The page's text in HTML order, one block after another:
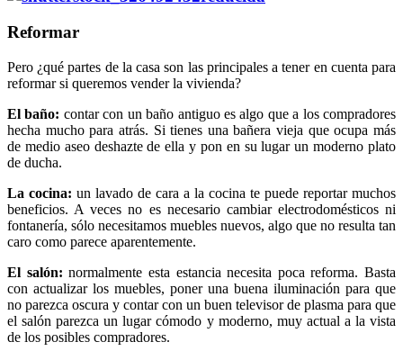
Reformar
Pero ¿qué partes de la casa son las principales a tener en cuenta para
reformar si queremos vender la vivienda?
El baño: contar con un baño antiguo es algo que a los compradores
hecha mucho para atrás. Si tienes una bañera vieja que ocupa más
de medio aseo deshazte de ella y pon en su lugar un moderno plato
de ducha.
La cocina: un lavado de cara a la cocina te puede reportar muchos
beneficios. A veces no es necesario cambiar electrodomésticos ni
fontanería, sólo necesitamos muebles nuevos, algo que no resulta tan
caro como parece aparentemente.
El salón: normalmente esta estancia necesita poca reforma. Basta
con actualizar los muebles, poner una buena iluminación para que
no parezca oscura y contar con un buen televisor de plasma para que
el salón parezca un lugar cómodo y moderno, muy actual a la vista
de los posibles compradores.